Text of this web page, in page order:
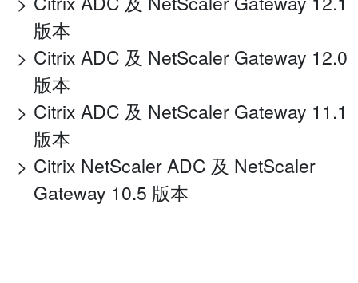
版本
Citrix ADC 及 NetScaler Gateway 12.0
版本
Citrix ADC 及 NetScaler Gateway 11.1
版本
Citrix NetScaler ADC 及 NetScaler
Gateway 10.5 版本